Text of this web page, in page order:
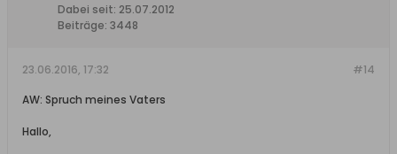
Dabei seit: 25.07.2012
Beiträge: 3448
#14
23.06.2016, 17:32
AW: Spruch meines Vaters
Hallo,